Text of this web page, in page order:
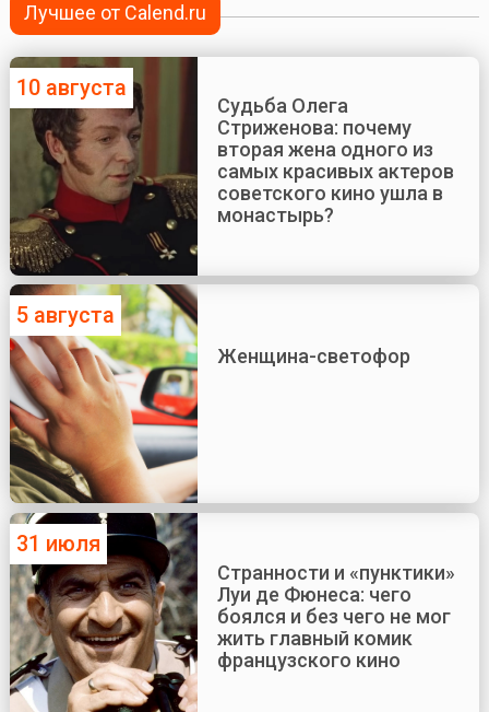
Лучшее от Calend.ru
10 августа
Судьба Олега
Стриженова: почему
вторая жена одного из
самых красивых актеров
советского кино ушла в
монастырь?
5 августа
Женщина-светофор
31 июля
Странности и «пунктики»
Луи де Фюнеса: чего
боялся и без чего не мог
жить главный комик
французского кино